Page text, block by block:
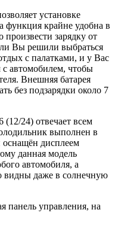
установке
функция крайне удобна в
зарядку от
Вы решили выбраться
с палатками, и у Вас
с автомобилем, чтобы
Внешняя батарея
без подзарядки около 7
24) отвечает всем
выполнен в
оснащён дисплеем
данная модель
автомобиля, а
видны даже в солнечную
панель управления, на